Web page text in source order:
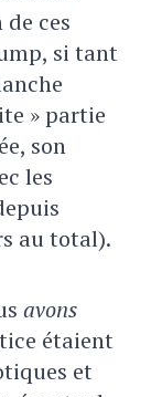
ces
si tant
» partie
son
les
au total).
avons
étaient
et